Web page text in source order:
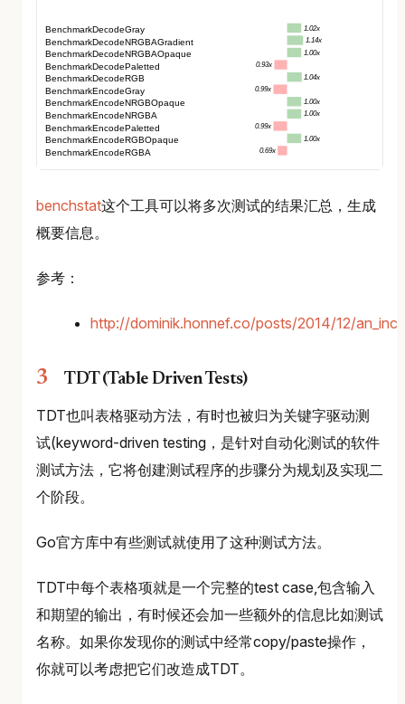
benchstat这个工具可以将多次测试的结果汇总，生成
概要信息。
参考：
http://dominik.honnef.co/posts/2014/12/
TDT (Table Driven Tests)
TDT也叫表格驱动方法，有时也被归为关键字驱动测
试(keyword-driven testing，是针对自动化测试的软件
测试方法，它将创建测试程序的步骤分为规划及实现二
个阶段。
Go官方库中有些测试就使用了这种测试方法。
TDT中每个表格项就是一个完整的test case,包含输入
和期望的输出，有时候还会加一些额外的信息比如测试
名称。如果你发现你的测试中经常copy/paste操作，
你就可以考虑把它们改造成TDT。